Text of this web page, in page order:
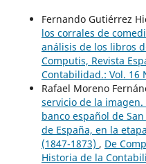
Fernando Gutiérrez
los corrales de
análisis de los libros
Computis, Revista
Contabilidad.: Vol. 16
Rafael Moreno
servicio de la
banco español de
de España, en la
(1847-1873) , De
Historia de la